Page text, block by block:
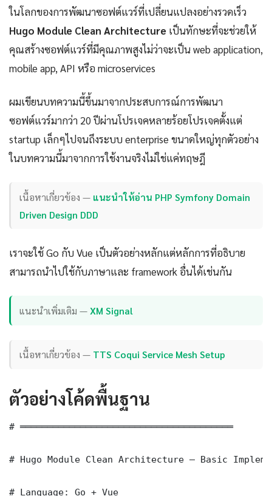
ในโลกของการพัฒนาซอฟต์แวร์ที่เปลี่ยนแปลงอย่างรวดเร็ว
Hugo Module Clean Architecture เป็นทักษะที่จะช่วยให้
คุณสร้างซอฟต์แวร์ที่มีคุณภาพสูงไม่ว่าจะเป็น web application,
mobile app, API หรือ microservices
ผมเขียนบทความนี้ขึ้นมาจากประสบการณ์การพัฒนา
ซอฟต์แวร์มากว่า 20 ปีผ่านโปรเจคหลายร้อยโปรเจคตั้งแต่
startup เล็กๆไปจนถึงระบบ enterprise ขนาดใหญ่ทุกตัวอย่าง
ในบทความนี้มาจากการใช้งานจริงไม่ใช่แค่ทฤษฎี
เนื้อหาเกี่ยวข้อง — แนะนำให้อ่าน PHP Symfony Domain
Driven Design DDD
เราจะใช้ Go กับ Vue เป็นตัวอย่างหลักแต่หลักการที่อธิบาย
สามารถนำไปใช้กับภาษาและ framework อื่นได้เช่นกัน
แนะนำเพิ่มเติม —XM Signal
เนื้อหาเกี่ยวข้อง — TTS Coqui Service Mesh Setup
ตัวอย่างโค้ดพื้นฐาน
# ═══════════════════════════════════════
# Hugo Module Clean Architecture — Basic
# Language: Go + Vue